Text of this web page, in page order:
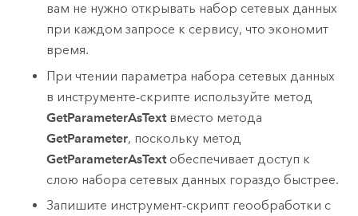
вам не нужно открывать набор сетевых данных
при каждом запросе к сервису, что экономит
время.
При чтении параметра набора сетевых данных
в инструменте-скрипте используйте метод
GetParameterAsTextвместо метода
GetParameter, поскольку метод
GetParameterAsTextобеспечивает доступ к
слою набора сетевых данных гораздо быстрее.
Запишите инструмент-скрипт геообработки с